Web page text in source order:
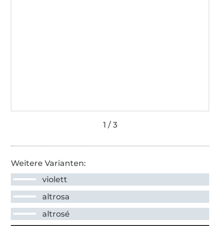
Weitere Varianten:
violett
altrosa
altrosé